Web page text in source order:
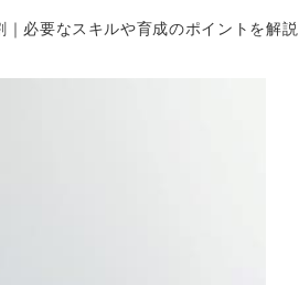
必要なスキルや育成のポイントを解説